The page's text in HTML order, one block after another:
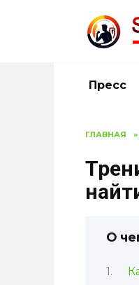
Пресс
ГЛАВНАЯ »
О